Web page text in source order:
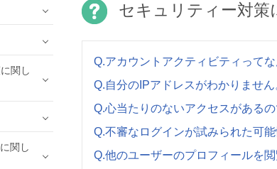
セキュリティー対策
Q.アカウントアクティビティってな
Q.自分のIPアドレスがわかりません
Q.心当たりのないアクセスがあるの
Q.不審なログインが試みられた可
Q.他のユーザーのプロフィールを
関し
関し